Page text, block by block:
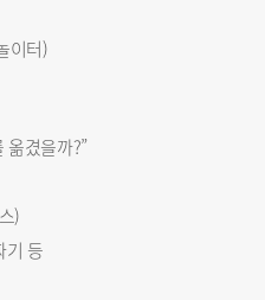
이터)
옮겼을까?”
)
기 등